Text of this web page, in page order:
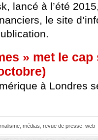
lancé à l’été
le site
» met le
à Londres
médias revue de presse web